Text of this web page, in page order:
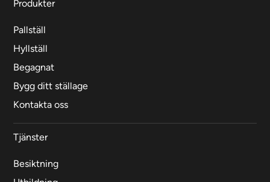
Produkter
Pallställ
Hyllställ
Begagnat
Bygg ditt ställage
Kontakta oss
Tjänster
Besiktning